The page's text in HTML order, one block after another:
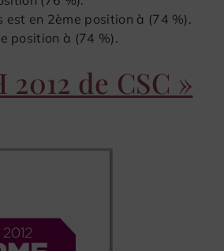
en 2ème position à (74 %).
position à (74 %).
de CSC »